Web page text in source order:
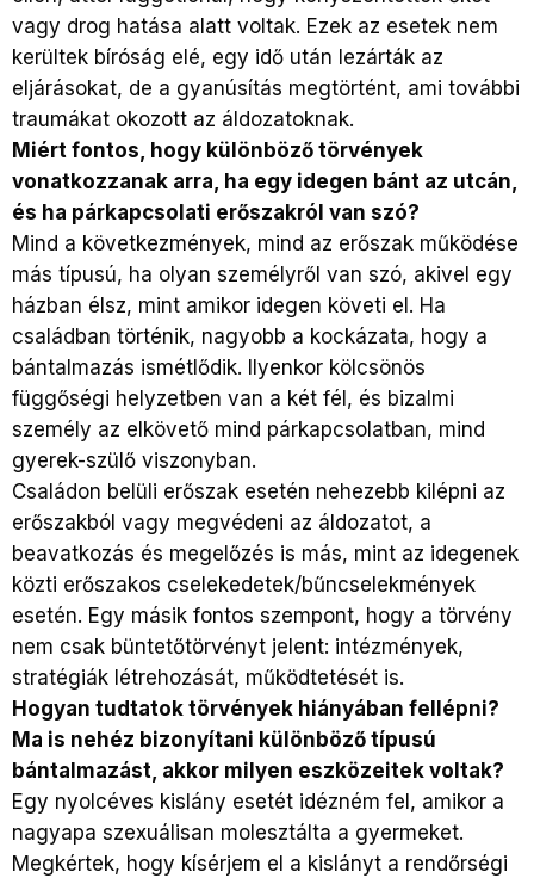
vagy drog hatása alatt voltak. Ezek az esetek nem
kerültek bíróság elé, egy idő után lezárták az
eljárásokat, de a gyanúsítás megtörtént, ami további
traumákat okozott az áldozatoknak.
Miért fontos, hogy különböző törvények
vonatkozzanak arra, ha egy idegen bánt az utcán,
és ha párkapcsolati erőszakról van szó?
Mind a következmények, mind az erőszak működése
más típusú, ha olyan személyről van szó, akivel egy
házban élsz, mint amikor idegen követi el. Ha
családban történik, nagyobb a kockázata, hogy a
bántalmazás ismétlődik. Ilyenkor kölcsönös
függőségi helyzetben van a két fél, és bizalmi
személy az elkövető mind párkapcsolatban, mind
gyerek-szülő viszonyban.
Családon belüli erőszak esetén nehezebb kilépni az
erőszakból vagy megvédeni az áldozatot, a
beavatkozás és megelőzés is más, mint az idegenek
közti erőszakos cselekedetek/bűncselekmények
esetén. Egy másik fontos szempont, hogy a törvény
nem csak büntetőtörvényt jelent: intézmények,
stratégiák létrehozását, működtetését is.
Hogyan tudtatok törvények hiányában fellépni?
Ma is nehéz bizonyítani különböző típusú
bántalmazást, akkor milyen eszközeitek voltak?
Egy nyolcéves kislány esetét idézném fel, amikor a
nagyapa szexuálisan molesztálta a gyermeket.
Megkértek, hogy kísérjem el a kislányt a rendőrségi